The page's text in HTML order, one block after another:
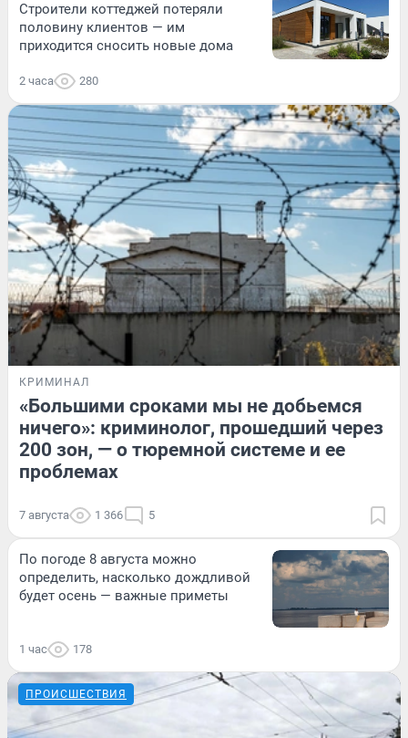
Строители коттеджей потеряли
половину клиентов — им
приходится сносить новые дома
2 часа 280
КРИМИНАЛ
«Большими сроками мы не добьемся
ничего»: криминолог, прошедший через
200 зон, — о тюремной системе и ее
проблемах
7 августа 1 366 5
По погоде 8 августа можно
определить, насколько дождливой
будет осень — важные приметы
1 час 178
ПРОИСШЕСТВИЯ